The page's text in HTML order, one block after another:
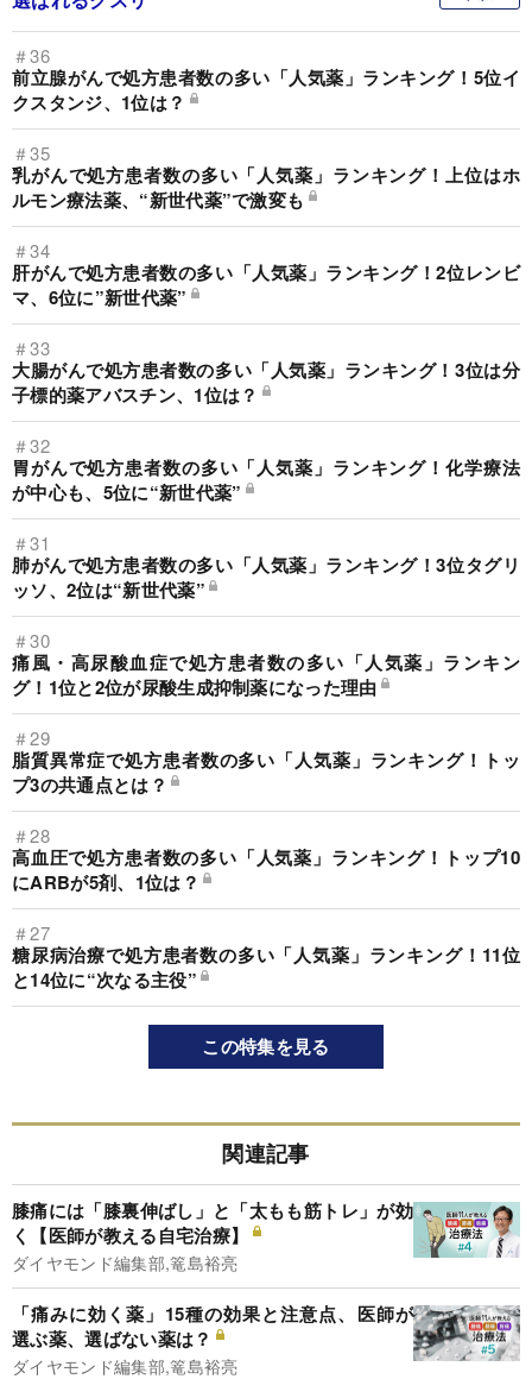
＃36
前立腺がんで処方患者数の多い「人気薬」ランキング！5位イ
クスタンジ、1位は？
＃35
乳がんで処方患者数の多い「人気薬」ランキング！上位はホ
ルモン療法薬、“新世代薬”で激変も
＃34
肝がんで処方患者数の多い「人気薬」ランキング！2位レンビ
マ、6位に”新世代薬”
＃33
大腸がんで処方患者数の多い「人気薬」ランキング！3位は分
子標的薬アバスチン、1位は？
＃32
胃がんで処方患者数の多い「人気薬」ランキング！化学療法
が中心も、5位に“新世代薬”
＃31
肺がんで処方患者数の多い「人気薬」ランキング！3位タグリ
ッソ、2位は“新世代薬”
＃30
痛風・高尿酸血症で処方患者数の多い「人気薬」ランキン
グ！1位と2位が尿酸生成抑制薬になった理由
＃29
脂質異常症で処方患者数の多い「人気薬」ランキング！トッ
プ3の共通点とは？
＃28
高血圧で処方患者数の多い「人気薬」ランキング！トップ10
にARBが5剤、1位は？
＃27
糖尿病治療で処方患者数の多い「人気薬」ランキング！11位
と14位に“次なる主役”
この特集を見る
関連記事
膝痛には「膝裏伸ばし」と「太もも筋トレ」が効
く【医師が教える自宅治療】
ダイヤモンド編集部,篭島裕亮
「痛みに効く薬」15種の効果と注意点、医師が
選ぶ薬、選ばない薬は？
ダイヤモンド編集部,篭島裕亮